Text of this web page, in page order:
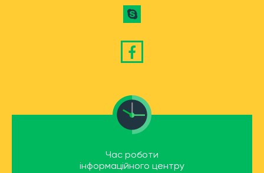
Час роботи
інформаційного центру